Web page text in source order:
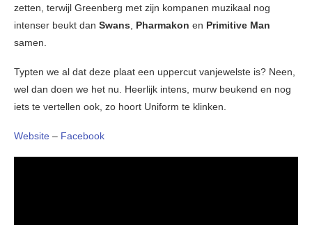
zetten, terwijl Greenberg met zijn kompanen muzikaal nog
intenser beukt dan Swans, Pharmakon en Primitive Man
samen.
Typten we al dat deze plaat een uppercut vanjewelste is? Neen,
wel dan doen we het nu. Heerlijk intens, murw beukend en nog
iets te vertellen ook, zo hoort Uniform te klinken.
Website – Facebook